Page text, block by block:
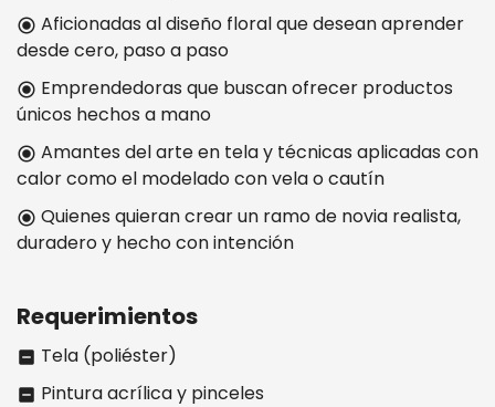
radio_button_checked Aficionadas al diseño floral que desean aprender
desde cero, paso a paso
radio_button_checked Emprendedoras que buscan ofrecer productos
únicos hechos a mano
radio_button_checked Amantes del arte en tela y técnicas aplicadas con
calor como el modelado con vela o cautín
radio_button_checked Quienes quieran crear un ramo de novia realista,
duradero y hecho con intención
Requerimientos
indeterminate_check_box Tela (poliéster)
indeterminate_check_box Pintura acrílica y pinceles